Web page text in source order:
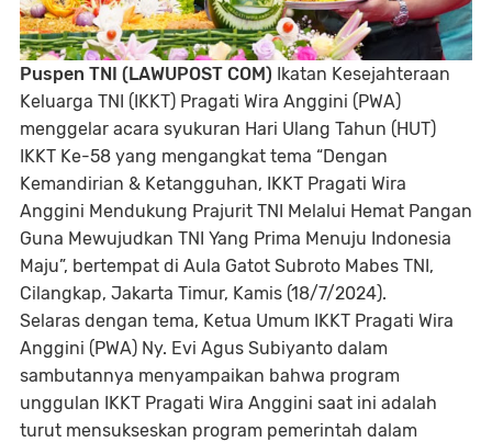
Puspen TNI (LAWUPOST COM) Ikatan Kesejahteraan
Keluarga TNI (IKKT) Pragati Wira Anggini (PWA)
menggelar acara syukuran Hari Ulang Tahun (HUT)
IKKT Ke-58 yang mengangkat tema “Dengan
Kemandirian & Ketangguhan, IKKT Pragati Wira
Anggini Mendukung Prajurit TNI Melalui Hemat Pangan
Guna Mewujudkan TNI Yang Prima Menuju Indonesia
Maju”, bertempat di Aula Gatot Subroto Mabes TNI,
Cilangkap, Jakarta Timur, Kamis (18/7/2024).
Selaras dengan tema, Ketua Umum IKKT Pragati Wira
Anggini (PWA) Ny. Evi Agus Subiyanto dalam
sambutannya menyampaikan bahwa program
unggulan IKKT Pragati Wira Anggini saat ini adalah
turut mensukseskan program pemerintah dalam